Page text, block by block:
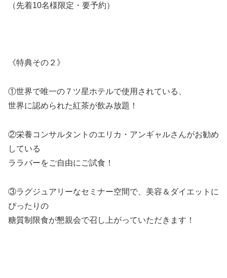
（先着10名様限定・要予約）
《特典その２》
①世界で唯一の７ツ星ホテルで使用されている、
世界に認められた紅茶が飲み放題！
②栄養コンサルタントのエリカ・アンギャルさんがお勧め
している
ララバーをご自由にご試食！
③ラグジュアリーなセミナー空間で、美容＆ダイエットに
ぴったりの
糖質制限食が懇親会で召し上がっていただきます！